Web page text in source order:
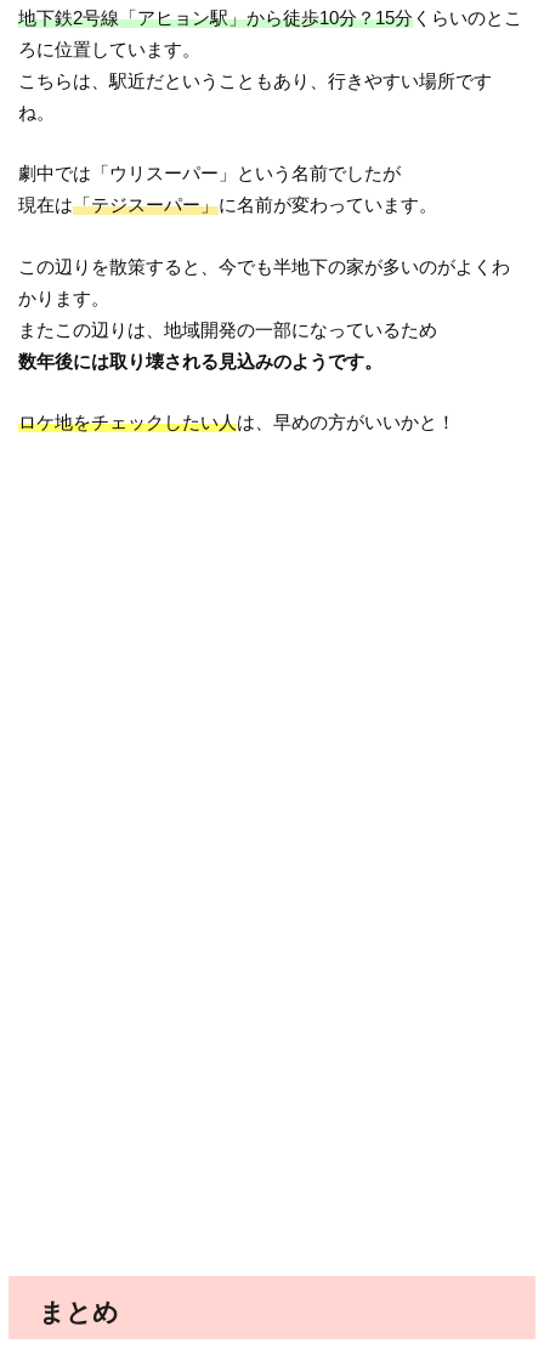
地下鉄2号線「アヒョン駅」から徒歩10分？15分 くらいのとこ
ろに位置しています。
こちらは、駅近だということもあり、行きやすい場所です
ね。
劇中では「ウリスーパー」という名前でしたが
現在は「テジスーパー」に名前が変わっています。
この辺りを散策すると、今でも半地下の家が多いのがよくわ
かります。
またこの辺りは、地域開発の一部になっているため
数年後には取り壊される見込みのようです。
ロケ地をチェックしたい人は、早めの方がいいかと！
まとめ